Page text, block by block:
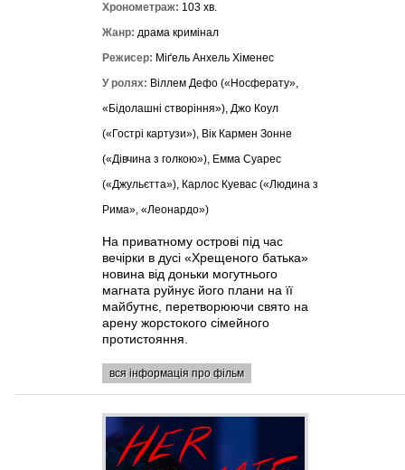
Хронометраж: 103 хв.
Жанр: драма кримінал
Режисер: Міґель Анхель Хіменес
У ролях: Віллем Дефо («Носферату»,
«Бідолашні створіння»), Джо Коул
(«Гострі картузи»), Вік Кармен Зонне
(«Дівчина з голкою»), Емма Суарес
(«Джульєтта»), Карлос Куевас («Людина з
Рима», «Леонардо»)
На приватному острові під час
вечірки в дусі «Хрещеного батька»
новина від доньки могутнього
магната руйнує його плани на її
майбутнє, перетворюючи свято на
арену жорстокого сімейного
протистояння.
вся інформація про фільм